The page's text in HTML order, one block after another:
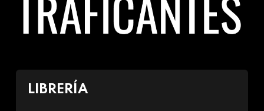
LIBRERÍA